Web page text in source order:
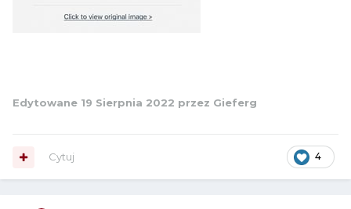
Edytowane 19 Sierpnia 2022 przez Gieferg
4
Cytuj